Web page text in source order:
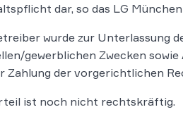
dar, so das LG München
wurde zur Unterlassung
gewerblichen Zwecken
Zahlung der vorgerichtlichen
ist noch nicht rechtskräftig.